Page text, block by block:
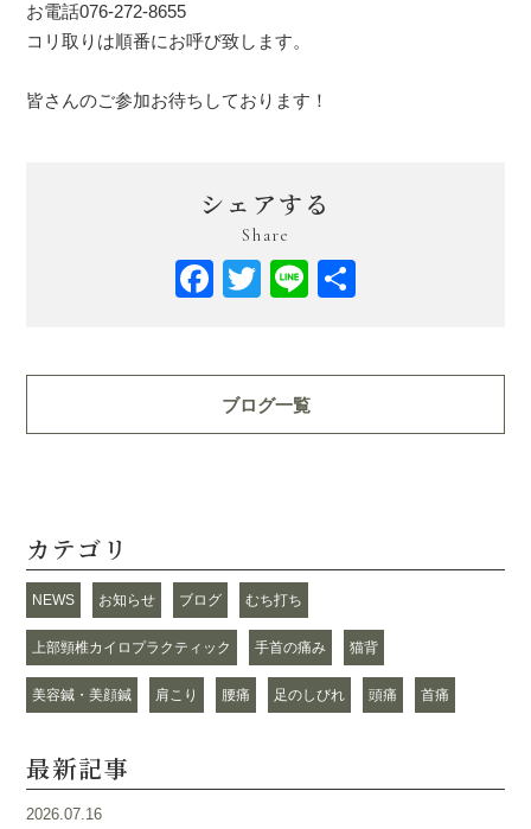
お電話076-272-8655
コリ取りは順番にお呼び致します。
皆さんのご参加お待ちしております！
シェアする
Share
Facebook
Twitter
Line
ブログ一覧
カテゴリ
NEWS お知らせ ブログ むち打ち
上部頸椎カイロプラクティック 手首の痛み 猫背
美容鍼・美顔鍼 肩こり 腰痛 足のしびれ 頭痛 首痛
最新記事
2026.07.16